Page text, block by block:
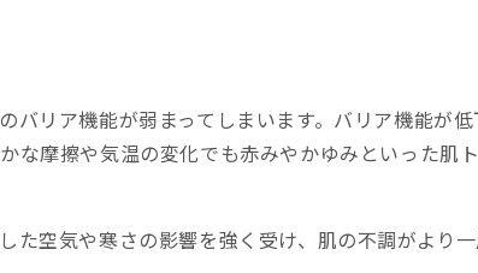
バリア機能が弱まってしまいます。バリア機能が
な摩擦や気温の変化でも赤みやかゆみといった肌
た空気や寒さの影響を強く受け、肌の不調がより